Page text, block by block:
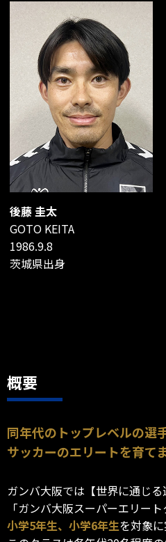
後藤 圭太
GOTO KEITA
1986.9.8
茨城県出身
概要
同年代のトップレベルの選
サッカーのエリートを育て
ガンバ大阪では【世界に通じ
「ガンバ大阪スーパーエリー
小学5年生、小学6年生を対象に